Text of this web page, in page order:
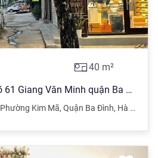
40 m²
Bán nhà tặng đất ngõ 61 Giang Văn Minh quận Ba Đình Hà Nội
Phường Kim Mã, Quận Ba Đình, Hà Nội